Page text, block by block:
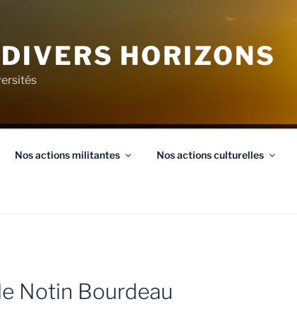
HORIZONS
Nos actions militantes Nos actions culturelles
Notin Bourdeau